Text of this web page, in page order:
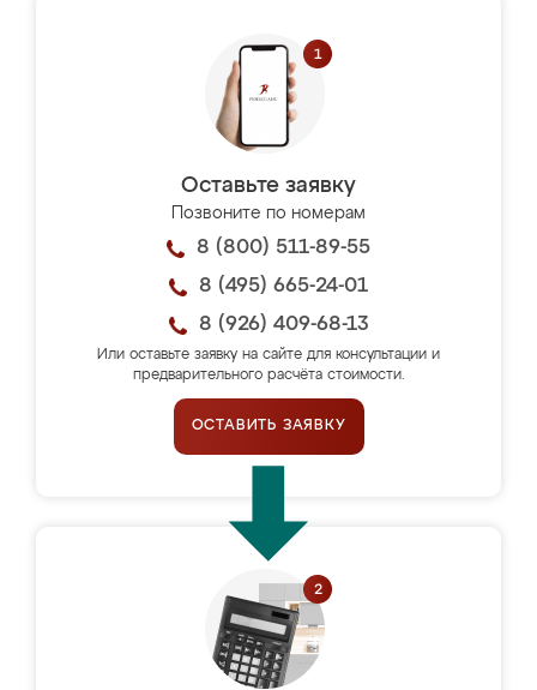
Оставьте заявку
Позвоните по номерам
8 (800) 511-89-55
8 (495) 665-24-01
8 (926) 409-68-13
Или оставьте заявку на сайте для консультации и
предварительного расчёта стоимости.
ОСТАВИТЬ ЗАЯВКУ